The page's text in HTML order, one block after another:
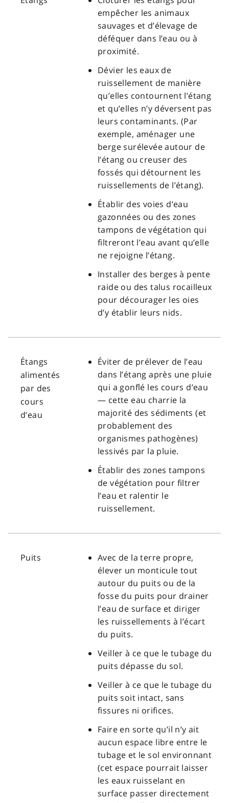
empêcher les animaux
sauvages et d’élevage de
déféquer dans l’eau ou à
proximité.
Dévier les eaux de
ruissellement de manière
qu’elles contournent l’étang
et qu’elles n’y déversent pas
leurs contaminants. (Par
exemple, aménager une
berge surélevée autour de
l’étang ou creuser des
fossés qui détournent les
ruissellements de l’étang).
Établir des voies d’eau
gazonnées ou des zones
tampons de végétation qui
filtreront l’eau avant qu’elle
ne rejoigne l’étang.
Installer des berges à pente
raide ou des talus rocailleux
pour décourager les oies
d’y établir leurs nids.
Étangs
alimentés
par des
cours
d’eau
Éviter de prélever de l’eau
dans l’étang après une pluie
qui a gonflé les cours d’eau
— cette eau charrie la
majorité des sédiments (et
probablement des
organismes pathogènes)
lessivés par la pluie.
Établir des zones tampons
de végétation pour filtrer
l’eau et ralentir le
ruissellement.
Puits
Avec de la terre propre,
élever un monticule tout
autour du puits ou de la
fosse du puits pour drainer
l’eau de surface et diriger
les ruissellements à l’écart
du puits.
Veiller à ce que le tubage du
puits dépasse du sol.
Veiller à ce que le tubage du
puits soit intact, sans
fissures ni orifices.
Faire en sorte qu’il n’y ait
aucun espace libre entre le
tubage et le sol environnant
(cet espace pourrait laisser
les eaux ruisselant en
surface passer directement